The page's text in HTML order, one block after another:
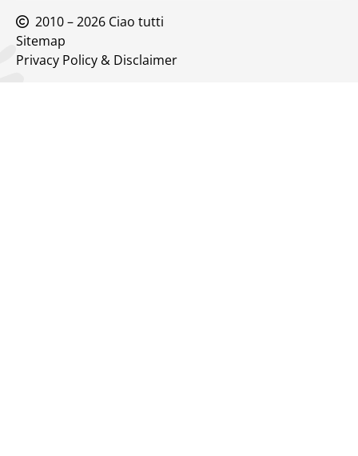
2010 – 2026 Ciao tutti
Sitemap
Privacy Policy & Disclaimer